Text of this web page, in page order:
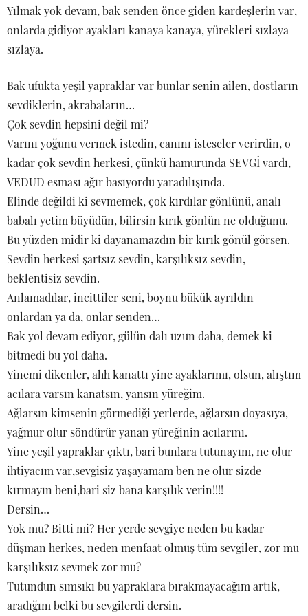
Yılmak yok devam, bak senden önce giden kardeşlerin var,
onlarda gidiyor ayakları kanaya kanaya, yürekleri sızlaya
sızlaya.
Bak ufukta yeşil yapraklar var bunlar senin ailen, dostların
sevdiklerin, akrabaların…
Çok sevdin hepsini değil mi?
Varını yoğunu vermek istedin, canını isteseler verirdin, o
kadar çok sevdin herkesi, çünkü hamurunda SEVGİ vardı,
VEDUD esması ağır basıyordu yaradılışında.
Elinde değildi ki sevmemek, çok kırdılar gönlünü, analı
babalı yetim büyüdün, bilirsin kırık gönlün ne olduğunu.
Bu yüzden midir ki dayanamazdın bir kırık gönül görsen.
Sevdin herkesi şartsız sevdin, karşılıksız sevdin,
beklentisiz sevdin.
Anlamadılar, incittiler seni, boynu bükük ayrıldın
onlardan ya da, onlar senden…
Bak yol devam ediyor, gülün dalı uzun daha, demek ki
bitmedi bu yol daha.
Yinemi dikenler, ahh kanattı yine ayaklarımı, olsun, alıştım
acılara varsın kanatsın, yansın yüreğim.
Ağlarsın kimsenin görmediği yerlerde, ağlarsın doyasıya,
yağmur olur söndürür yanan yüreğinin acılarını.
Yine yeşil yapraklar çıktı, bari bunlara tutunayım, ne olur
ihtiyacım var,sevgisiz yaşayamam ben ne olur sizde
kırmayın beni,bari siz bana karşılık verin!!!!
Dersin…
Yok mu? Bitti mi? Her yerde sevgiye neden bu kadar
düşman herkes, neden menfaat olmuş tüm sevgiler, zor mu
karşılıksız sevmek zor mu?
Tutundun sımsıkı bu yapraklara bırakmayacağım artık,
aradığım belki bu sevgilerdi dersin.